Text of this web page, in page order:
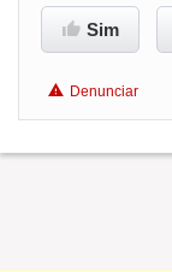
Conciliação
Sim
Denunciar